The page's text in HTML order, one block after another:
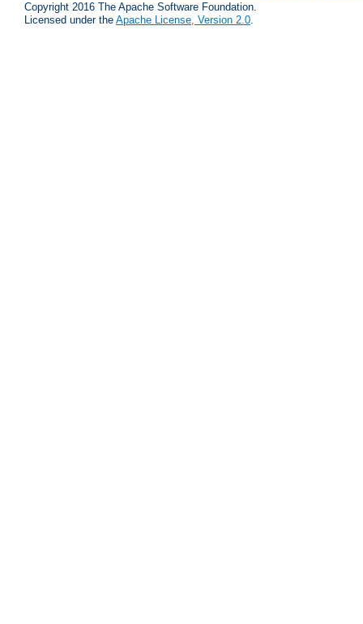
Copyright 2016 The Apache Software Foundation.
Licensed under the Apache License, Version 2.0.